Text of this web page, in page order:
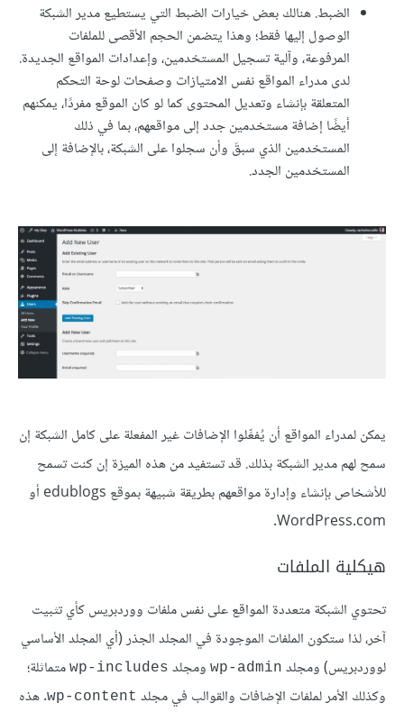
الضبط. هنالك بعض خيارات الضبط التي يستطيع مدير الشبكة
الوصول إليها فقط؛ وهذا يتضمن الحجم الأقصى للملفات
المرفوعة، وآلية تسجيل المستخدمين، وإعدادات المواقع الجديدة.
لدى مدراء المواقع نفس الامتيازات وصفحات لوحة التحكم
المتعلقة بإنشاء وتعديل المحتوى كما لو كان الموقع مفردًا، يمكنهم
أيضًا إضافة مستخدمين جدد إلى مواقعهم، بما في ذلك
المستخدمين الذي سبقَ وأن سجلوا على الشبكة، بالإضافة إلى
المستخدمين الجدد.
يمكن لمدراء المواقع أن يُفعِّلوا الإضافات غير المفعلة على كامل الشبكة إن
سمح لهم مدير الشبكة بذلك. قد تستفيد من هذه الميزة إن كنت تسمح
للأشخاص بإنشاء وإدارة مواقعهم بطريقة شبيهة بموقع edublogs أو
WordPress.com.
هيكلية الملفات
تحتوي الشبكة متعددة المواقع على نفس ملفات ووردبريس كأي تثبيت
آخر، لذا ستكون الملفات الموجودة في المجلد الجذر (أي المجلد الأساسي
لووردبريس) ومجلد wp-admin ومجلد wp-includes متماثلة؛
وكذلك الأمر لملفات الإضافات والقوالب في مجلد wp-content. هذه